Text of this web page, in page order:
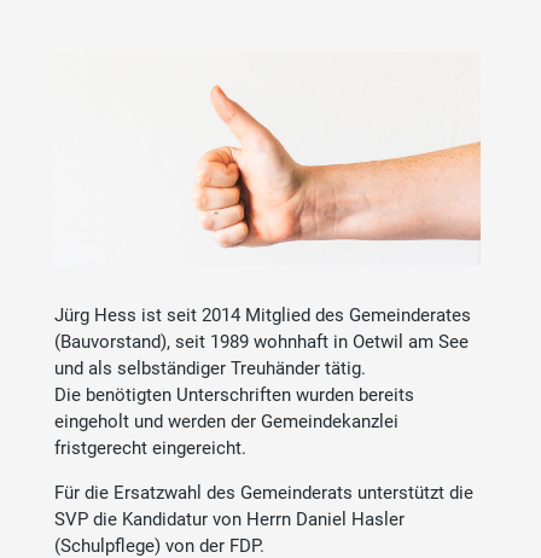
Jürg Hess ist seit 2014 Mitglied des Gemeinderates
(Bauvorstand), seit 1989 wohnhaft in Oetwil am See
und als selbständiger Treuhänder tätig.
Die benötigten Unterschriften wurden bereits
eingeholt und werden der Gemeindekanzlei
fristgerecht eingereicht.
Für die Ersatzwahl des Gemeinderats unterstützt die
SVP die Kandidatur von Herrn Daniel Hasler
(Schulpflege) von der FDP.